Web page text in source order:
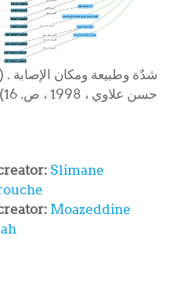
شدٌة وطبیعة ومكان الإصابة
حسن علاوي ، 1998 ، ص. 16
Slimane
Moazeddine